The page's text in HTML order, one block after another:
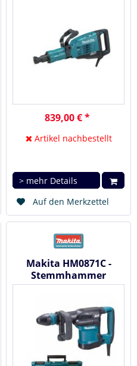
839,00 € *
Artikel nachbestellt
> mehr Details
Auf den Merkzettel
Makita HM0871C -
Stemmhammer